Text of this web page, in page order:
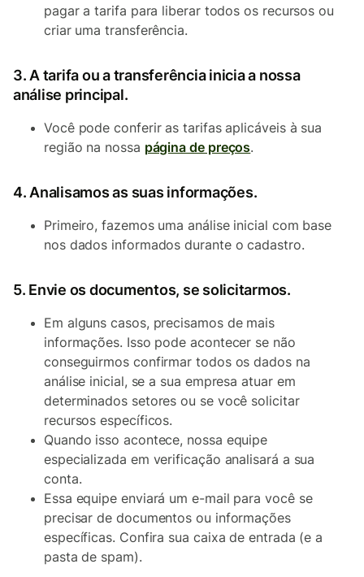
pagar a tarifa para liberar todos os recursos ou
criar uma transferência.
3. A tarifa ou a transferência inicia a nossa
análise principal.
Você pode conferir as tarifas aplicáveis à sua
região na nossa página de preços.
4. Analisamos as suas informações.
Primeiro, fazemos uma análise inicial com base
nos dados informados durante o cadastro.
5. Envie os documentos, se solicitarmos.
Em alguns casos, precisamos de mais
informações. Isso pode acontecer se não
conseguirmos confirmar todos os dados na
análise inicial, se a sua empresa atuar em
determinados setores ou se você solicitar
recursos específicos.
Quando isso acontece, nossa equipe
especializada em verificação analisará a sua
conta.
Essa equipe enviará um e-mail para você se
precisar de documentos ou informações
específicas. Confira sua caixa de entrada (e a
pasta de spam).